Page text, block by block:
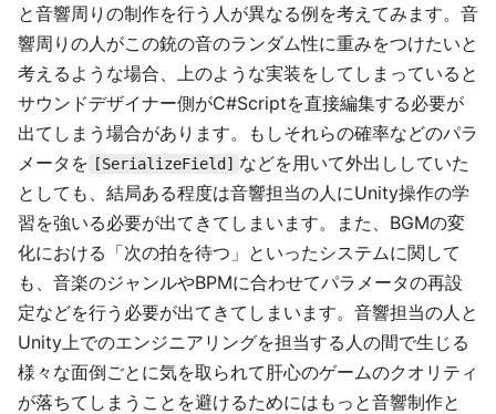
と音響周りの制作を行う人が異なる例を考えてみます。音
響周りの人がこの銃の音のランダム性に重みをつけたいと
考えるような場合、上のような実装をしてしまっていると
サウンドデザイナー側がC#Scriptを直接編集する必要が
出てしまう場合があります。もしそれらの確率などのパラ
メータを [SerializeField] などを用いて外出ししていた
としても、結局ある程度は音響担当の人にUnity操作の学
習を強いる必要が出てきてしまいます。また、BGMの変
化における「次の拍を待つ」といったシステムに関して
も、音楽のジャンルやBPMに合わせてパラメータの再設
定などを行う必要が出てきてしまいます。音響担当の人と
Unity上でのエンジニアリングを担当する人の間で生じる
様々な面倒ごとに気を取られて肝心のゲームのクオリティ
が落ちてしまうことを避けるためにはもっと音響制作と